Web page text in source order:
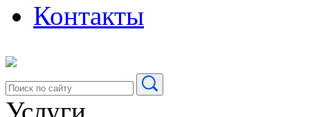
Контакты
Услуги